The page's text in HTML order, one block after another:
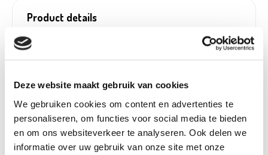
Deze website maakt gebruik van cookies
We gebruiken cookies om content en advertenties te
personaliseren, om functies voor social media te bieden
en om ons websiteverkeer te analyseren. Ook delen we
informatie over uw gebruik van onze site met onze
Product details
Betaalbaar met
Ecocheques:
Artikel nummer:
1196557
Beschikbaar in deze winkels